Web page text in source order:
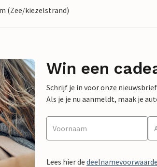
(Zee/kiezelstrand)
Win een
Schrijf je in voor onze
Als je je nu aanmeldt, maak je
Lees hier de